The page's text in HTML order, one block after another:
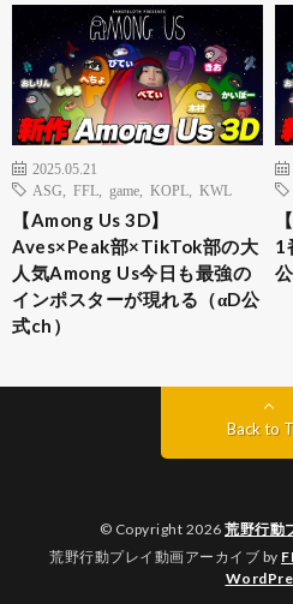
2025.05.21
ASG
FFL game KOPL KWL
【Among Us 3D】
Aves×Peak部×TikTok部の大
人気Among Us今日も最強の
インポスターが現れる（αD公
式ch）
1
Back to
© Copyright 2026 荒野行動
荒野行動プレイ動画アーカイブ by